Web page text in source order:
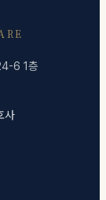
6 1층
사